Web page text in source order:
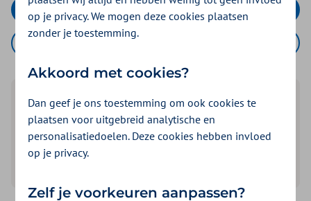
Sluit direct af
Al klant? Ontdek je voordeel
876
anderen kozen deze verzekering.
op je privacy. We mogen deze cookies plaatsen
zonder je toestemming.
Akkoord met cookies?
Dan geef je ons toestemming om ook cookies te
plaatsen voor uitgebreid analytische en
personalisatiedoelen. Deze cookies hebben invloed
op je privacy.
Zelf je voorkeuren aanpassen?